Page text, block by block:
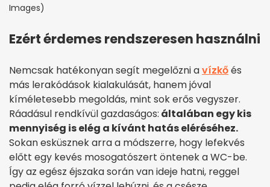
Images)
Ezért érdemes rendszeresen használni
Nemcsak hatékonyan segít megelőzni avízkőés
más lerakódások kialakulását, hanem jóval
kíméletesebb megoldás, mint sok erős vegyszer.
Ráadásul rendkívül gazdaságos: általában egy kis
mennyiség is elég a kívánt hatás eléréséhez.
Sokan esküsznek arra a módszerre, hogy lefekvés
előtt egy kevés mosogatószert öntenek a WC-be.
Így az egész éjszaka során van ideje hatni, reggel